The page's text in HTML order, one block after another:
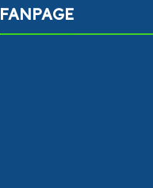
FANPAGE